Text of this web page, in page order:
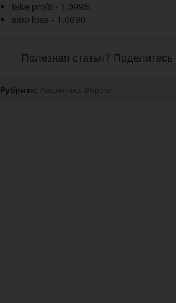
take profit - 1.0995;
stop loss - 1.0690.
Полезная статья?
Рубрика: Аналитика Форекс